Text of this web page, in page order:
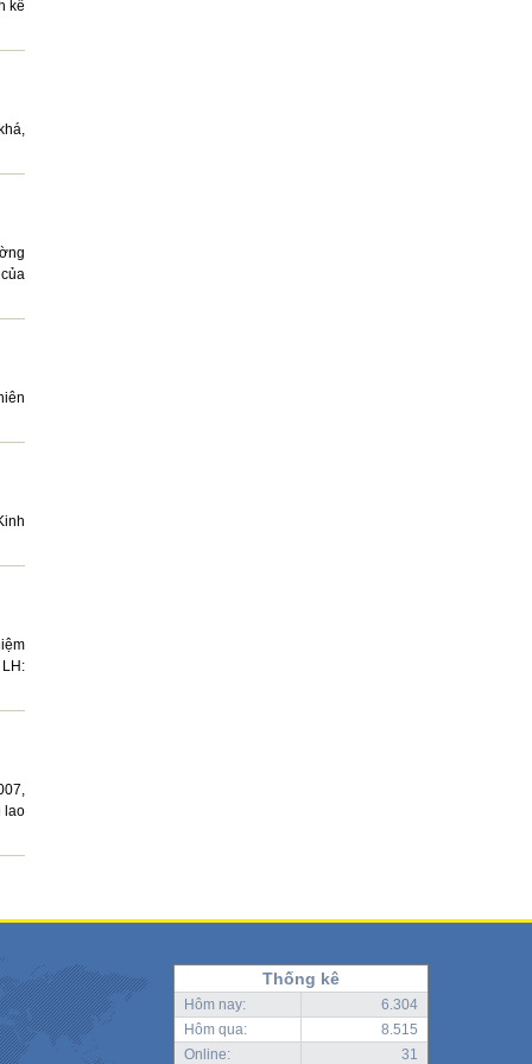
kế
lao
Thống kê
Hôm nay:
6.304
Hôm qua:
8.515
Online:
31